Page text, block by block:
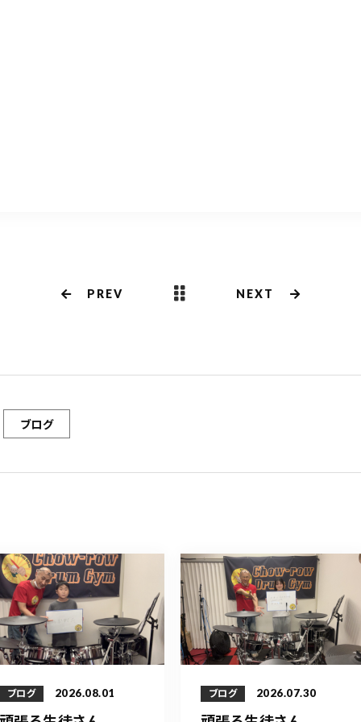
PREV NEXT
ブログ
ブログ 2026.08.01 ブログ 2026.07.30